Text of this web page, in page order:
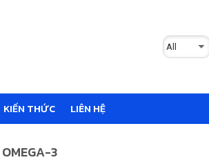
KIẾN THỨC LIÊN HỆ
OMEGA-3